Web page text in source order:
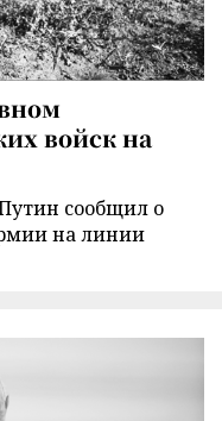
войск на
сообщил о
на линии